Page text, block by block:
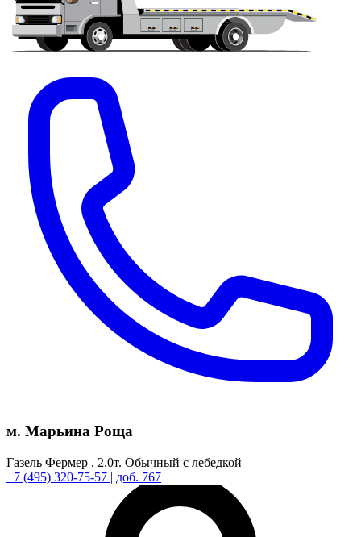
м. Марьина Роща
Газель Фермер , 2.0т. Обычный с лебедкой
+7 (495) 320-75-57 | доб. 767